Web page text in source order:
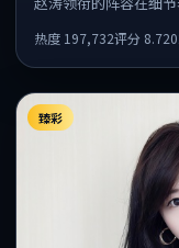
热度 197,732评分 8.7
臻彩